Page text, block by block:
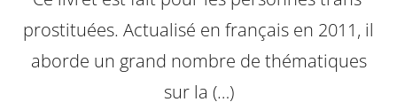
prostituées. Actualisé en français en 2011, il
aborde un grand nombre de thématiques
sur la (…)